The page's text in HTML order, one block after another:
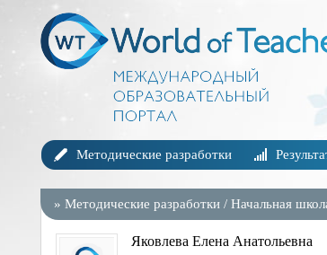
Методические разработки
» Методические разработки / Начальная
час Яковлева Елена Анатольевна